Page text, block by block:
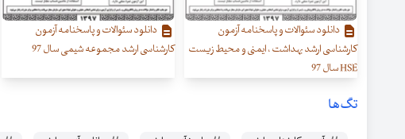
دانلود سئوالات و پاسخنامه آزمون
کارشناسی ارشد بهداشت ، ایمنی و محیط زیست
HSE سال 97
دانلود سئوالات و پاسخنامه آزمون
کارشناسی ارشد مجموعه شیمی سال 97
تگ‌ها